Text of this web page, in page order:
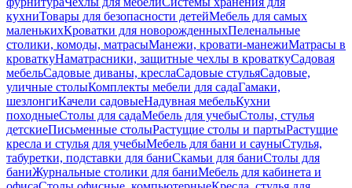
кухниТовары для безопасности детейМебель для самых
маленькихКроватки для новорожденныхПеленальные
столики, комоды, матрасыМанежи, кровати-манежиМатрасы в
кроваткуНаматрасники, защитные чехлы в кроваткуСадовая
мебельСадовые диваны, креслаСадовые стульяСадовые,
уличные столыКомплекты мебели для садаГамаки,
шезлонгиКачели садовыеНадувная мебельКухни
походныеСтолы для садаМебель для учебыСтолы, стулья
детскиеПисьменные столыРастущие столы и партыРастущие
кресла и стулья для учебыМебель для бани и сауныСтулья,
табуретки, подставки для баниСкамьи для баниСтолы для
баниЖурнальные столики для баниМебель для кабинета и